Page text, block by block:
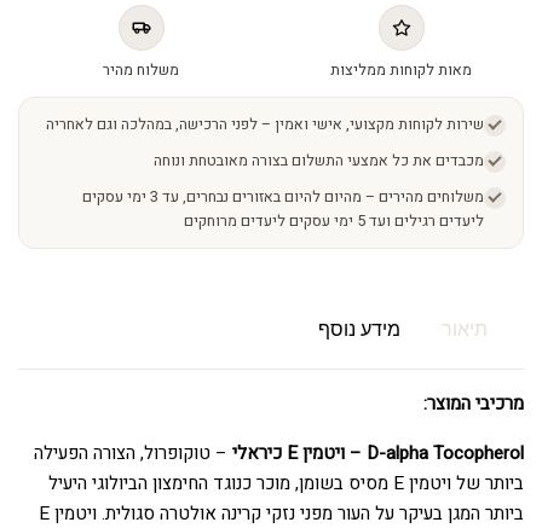
מאות לקוחות ממליצות משלוח מהיר
שירות לקוחות מקצועי, אישי ואמין – לפני הרכישה, במהלכה וגם לאחריה
מכבדים את כל אמצעי התשלום בצורה מאובטחת ונוחה
משלוחים מהירים – מהיום להיום באזורים נבחרים, עד 3 ימי עסקים
ליעדים רגילים ועד 5 ימי עסקים ליעדים מרוחקים
תיאור מידע נוסף
מרכיבי המוצר:
D-alpha Tocopherol – ויטמין E כיראלי
– טוקופרול, הצורה הפעילה
ביותר של ויטמין E מסיס בשומן, מוכר כנוגד החימצון הביולוגי היעיל
ביותר המגן בעיקר על העור מפני נזקי קרינה אולטרה סגולית. ויטמין E